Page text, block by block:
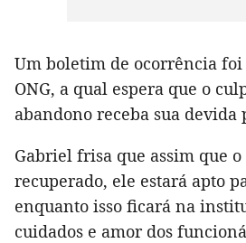
Um boletim de ocorrência
ONG, a qual espera que o
abandono receba sua devida
Gabriel frisa que assim que
recuperado, ele estará apto
enquanto isso ficará na
cuidados e amor dos